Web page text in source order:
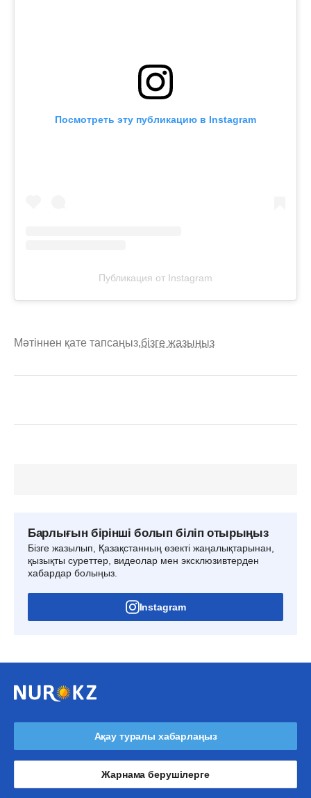
Посмотреть эту публикацию в Instagram
Публикация от Instagram
Мәтіннен қате тапсаңыз,бізге жазыңыз
Барлығын бірінші болып біліп отырыңыз
Бізге жазылып, Қазақстанның өзекті жаңалықтарынан,
қызықты суреттер, видеолар мен эксклюзивтерден
хабардар болыңыз.
Instagram
Ақау туралы хабарлаңыз
Жарнама берушілерге